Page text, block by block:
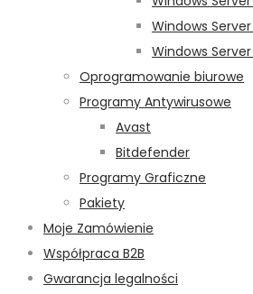
Windows Server
Windows Server
Oprogramowanie biurowe
Programy Antywirusowe
Avast
Bitdefender
Programy Graficzne
Pakiety
Moje Zamówienie
Współpraca B2B
Gwarancja legalności